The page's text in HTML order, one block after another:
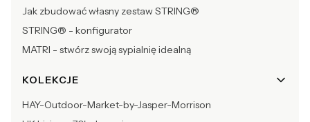
Jak zbudować własny zestaw STRING®
STRING® - konfigurator
MATRI - stwórz swoją sypialnię idealną
KOLEKCJE
HAY-Outdoor-Market-by-Jasper-Morrison